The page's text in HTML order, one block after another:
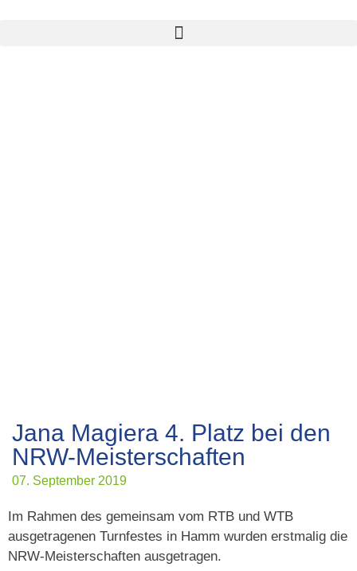
Jana Magiera 4. Platz bei den
NRW-Meisterschaften
07. September 2019
Im Rahmen des gemeinsam vom RTB und WTB
ausgetragenen Turnfestes in Hamm wurden erstmalig die
NRW-Meisterschaften ausgetragen.